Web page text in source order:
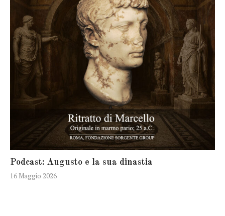
Podcast: Augusto e la sua dinastia
16 Maggio 2026